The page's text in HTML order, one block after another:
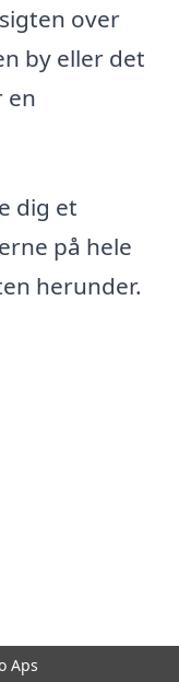
over
by eller det
en
dig et
på hele
herunder.
Aps